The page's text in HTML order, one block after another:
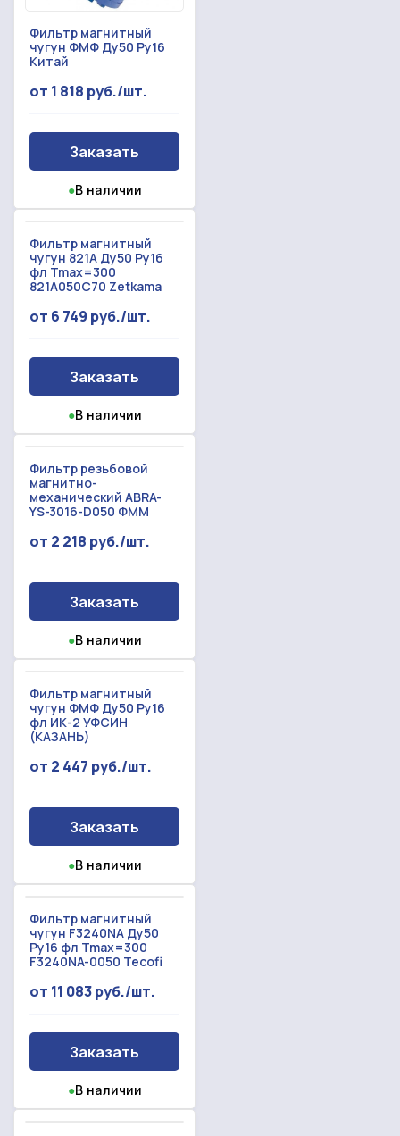
Фильтр магнитный
чугун ФМФ Ду50 Ру16
Китай
от 1 818 руб./шт.
Заказать
●В наличии
Фильтр магнитный
чугун 821А Ду50 Ру16
фл Tmax=300
821A050C70 Zetkama
от 6 749 руб./шт.
Заказать
●В наличии
Фильтр резьбовой
магнитно-
механический ABRA-
YS-3016-D050 ФММ
от 2 218 руб./шт.
Заказать
●В наличии
Фильтр магнитный
чугун ФМФ Ду50 Ру16
фл ИК-2 УФСИН
(КАЗАНЬ)
от 2 447 руб./шт.
Заказать
●В наличии
Фильтр магнитный
чугун F3240NA Ду50
Ру16 фл Tmax=300
F3240NA-0050 Tecofi
от 11 083 руб./шт.
Заказать
●В наличии
Прикрепить смету на расчет
Отправить запрос
Даю согласие наобработку персональных данных